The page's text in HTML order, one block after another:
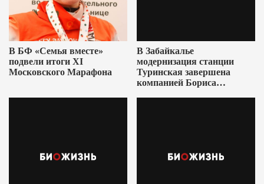
В БФ «Семья вместе»
подвели итоги XI
Московского Марафона
В Забайкалье
модернизация станции
Туринская завершена
компанией Бориса